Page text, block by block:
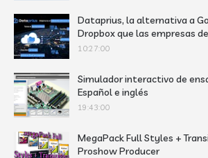
Dataprius, la alternativa a
Dropbox que las empresas
10:27:00
Simulador interactivo de
Español e inglés
19:43:00
MegaPack Full Styles +
Proshow Producer